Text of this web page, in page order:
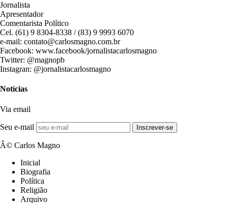
Jornalista
Apresentador
Comentarista Político
Cel. (61) 9 8304-8338 / (83) 9 9993 6070
e-mail: contato@carlosmagno.com.br
Facebook: www.facebook/jornalistacarlosmagno
Twitter: @magnopb
Instagran: @jornalistacarlosmagno
Notícias
Via email
Seu e-mail Inscrever-se
Â© Carlos Magno
Inicial
Biografia
Política
Religião
Arquivo